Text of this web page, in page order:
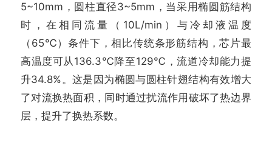
5~10mm，圆柱直径3~5mm，当采用椭圆筋结构
时，在相同流量（10L/min）与冷却液温度
（65℃）条件下，相比传统条形筋结构，芯片最
高温度可从136.3℃降至129℃，流道冷却能力提
升34.8%。这是因为椭圆与圆柱针翅结构有效增大
了对流换热面积，同时通过扰流作用破坏了热边界
层，提升了换热系数。